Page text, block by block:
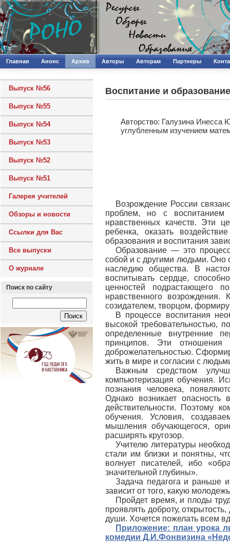
Главная Анонс Архив Авторы Авторам Партнеры
Выпуск №56
Выпуск №55
Выпуск №54
Выпуск №53
Выпуск №52
Выпуск №51
Галерея учителей
Обзоры и новости
Ссылки для Вас
Все выпуски
О журнале
Поиск по сайту
Воспитание и
Авторcтво: Галузина Инесса
углубленным изучением
Возрождение России
проблем, но с
нравственных качеств. Эти
ребенка, оказать
образования и воспитания
Образование — это
собой и с другими людьми. Оно
наследию общества. В
воспитывать сердце,
ценностей подрастающего
нравственного
созидателем, творцом,
В процессе воспитания
высокой требовательностью,
определенные внутренние
принципов. Эти
доброжелательностью.
жить в мире и согласии с
Важным средством
компьютеризация обучения.
познания человека,
Однако возникает опасность
действительности. Поэтому
обучения. Условия,
мышления обучающегося,
расширять кругозор.
Учителю литературы
стали им близки и понятны,
волнует писателей, ибо
значительной глубины».
Задача педагога и раньше
зависит от того, какую
Пройдет время, и плоды
проявлять доброту,
души. Хочется пожелать всем
Приложение: план урока
комедии Д.И.Фонвизина